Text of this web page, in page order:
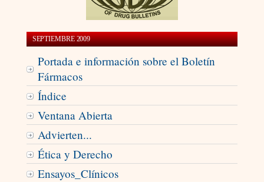
SEPTIEMBRE 2009
Portada e información sobre el Boletín
Fármacos
Índice
Ventana Abierta
Advierten...
Ética y Derecho
Ensayos_Clínicos